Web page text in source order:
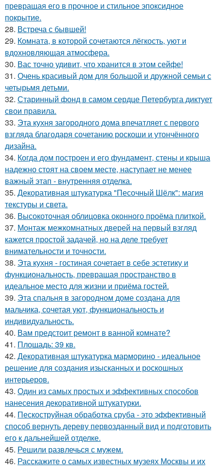
превращая его в прочное и стильное эпоксидное
покрытие.
28. Встреча с бывшей!
29. Комната, в которой сочетаются лёгкость, уют и
вдохновляющая атмосфера.
30. Вас точно удивит, что хранится в этом сейфе!
31. Очень красивый дом для большой и дружной семьи с
четырьмя детьми.
32. Старинный фонд в самом сердце Петербурга диктует
свои правила.
33. Эта кухня загородного дома впечатляет с первого
взгляда благодаря сочетанию роскоши и утончённого
дизайна.
34. Когда дом построен и его фундамент, стены и крыша
надежно стоят на своем месте, наступает не менее
важный этап - внутренняя отделка.
35. Декоративная штукатурка "Песочный Шёлк": магия
текстуры и света.
36. Высокоточная облицовка оконного проёма плиткой.
37. Монтаж межкомнатных дверей на первый взгляд
кажется простой задачей, но на деле требует
внимательности и точности.
38. Эта кухня - гостиная сочетает в себе эстетику и
функциональность, превращая пространство в
идеальное место для жизни и приёма гостей.
39. Эта спальня в загородном доме создана для
мальчика, сочетая уют, функциональность и
индивидуальность.
40. Вам предстоит ремонт в ванной комнате?
41. Площадь: 39 кв.
42. Декоративная штукатурка марморино - идеальное
решение для создания изысканных и роскошных
интерьеров.
43. Один из самых простых и эффективных способов
нанесения декоративной штукатурки.
44. Пескоструйная обработка сруба - это эффективный
способ вернуть дереву первозданный вид и подготовить
его к дальнейшей отделке.
45. Решили развлечься с мужем.
46. Расскажите о самых известных музеях Москвы и их